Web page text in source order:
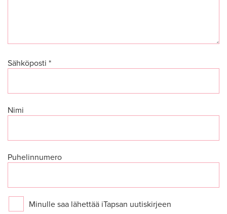
Sähköposti *
Nimi
Puhelinnumero
Minulle saa lähettää iTapsan uutiskirjeen